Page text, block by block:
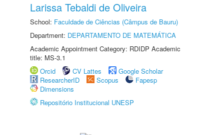
Larissa Tebaldi de Oliveira
School: Faculdade de Ciências (Câmpus de Bauru)
Department: DEPARTAMENTO DE MATEMÁTICA
Academic Appointment Category: RDIDP Academic
title: MS-3.1
Orcid
CV Lattes
Google Scholar
ResearcherID
Scopus
Fapesp
Dimensions
Repositório Institucional UNESP